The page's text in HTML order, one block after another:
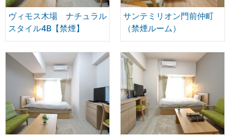
ヴィモス木場 ナチュラル
スタイル4B【禁煙】
サンテミリオン門前仲町
（禁煙ルーム）